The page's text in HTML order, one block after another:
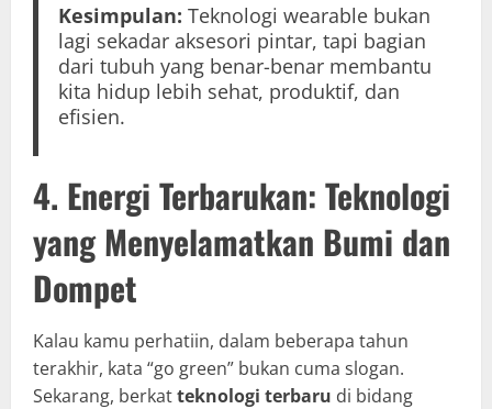
Kesimpulan: Teknologi wearable bukan
lagi sekadar aksesori pintar, tapi bagian
dari tubuh yang benar-benar membantu
kita hidup lebih sehat, produktif, dan
efisien.
4. Energi Terbarukan: Teknologi
yang Menyelamatkan Bumi dan
Dompet
Kalau kamu perhatiin, dalam beberapa tahun
terakhir, kata “go green” bukan cuma slogan.
Sekarang, berkatteknologi terbaru di bidang